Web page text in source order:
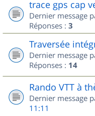
trace gps cap
Dernier message
Réponses : 3
Traversée
Dernier message
Réponses : 14
Rando VTT à
Dernier message
11:11